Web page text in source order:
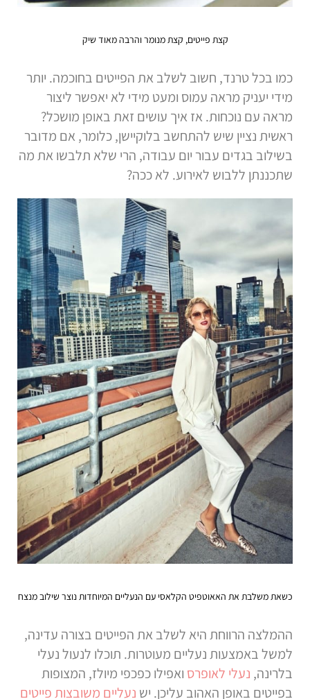
קצת פייטים, קצת מנומר והרבה מאוד שיק
כמו בכל טרנד, חשוב לשלב את הפייטים בחוכמה. יותר
מידי יעניק מראה עמוס ומעט מידי לא יאפשר ליצור
מראה עם נוכחות. אז איך עושים זאת באופן מושכל?
ראשית נציין שיש להתחשב בלוקיישן, כלומר, אם מדובר
בשילוב בגדים עבור יום עבודה, הרי שלא תלבשו את מה
שתכננתן ללבוש לאירוע. לא ככה?
כשאת משלבת את האאוטפיט הקלאסי עם הנעליים המיוחדות נוצר שילוב מנצח
ההמלצה הרווחת היא לשלב את הפייטים בצורה עדינה,
למשל באמצעות נעליים מעוטרות. תוכלו לנעול נעלי
בלרינה, נעלי לאופרס ואפילו כפכפי מיולז, המצופות
בפייטים באופן האהוב עליכן. יש נעליים משובצות פייטים